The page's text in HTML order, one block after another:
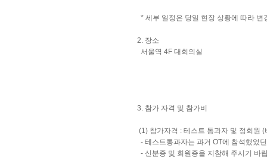
* 세부 일정은 당일 현장 상황에 따라 변
2. 장소
서울역 4F 대회의실
3. 참가 자격 및 참가비
(1) 참가자격 : 테스트 통과자 및 정회원
- 테스트통과자는 과거 OT에 참석했었
- 신분증 및 회원증을 지참해 주시기 바